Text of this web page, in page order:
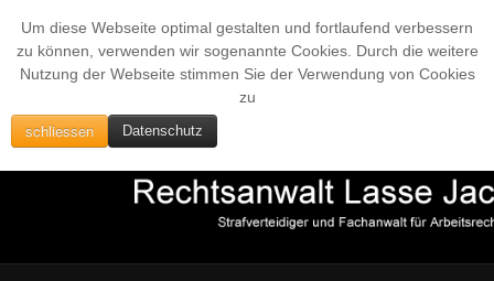
Um diese Webseite optimal gestalten und fortlaufend verbessern
zu können, verwenden wir sogenannte Cookies. Durch die weitere
Nutzung der Webseite stimmen Sie der Verwendung von Cookies
zu
schliessen Datenschutz